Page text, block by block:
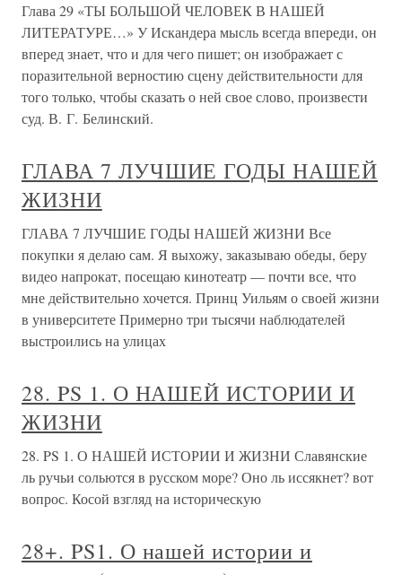
Глава 29 «ТЫ БОЛЬШОЙ ЧЕЛОВЕК В НАШЕЙ
ЛИТЕРАТУРЕ…» У Искандера мысль всегда впереди, он
вперед знает, что и для чего пишет; он изображает с
поразительной верностию сцену действительности для
того только, чтобы сказать о ней свое слово, произвести
суд. В. Г. Белинский.
ГЛАВА 7 ЛУЧШИЕ ГОДЫ НАШЕЙ
ЖИЗНИ
ГЛАВА 7 ЛУЧШИЕ ГОДЫ НАШЕЙ ЖИЗНИ Все
покупки я делаю сам. Я выхожу, заказываю обеды, беру
видео напрокат, посещаю кинотеатр — почти все, что
мне действительно хочется. Принц Уильям о своей жизни
в университете Примерно три тысячи наблюдателей
выстроились на улицах
28. PS 1. О НАШЕЙ ИСТОРИИ И
ЖИЗНИ
28. PS 1. О НАШЕЙ ИСТОРИИ И ЖИЗНИ Славянские
ль ручьи сольются в русском море? Оно ль иссякнет? вот
вопрос. Косой взгляд на историческую
28+. PS1. О нашей истории и